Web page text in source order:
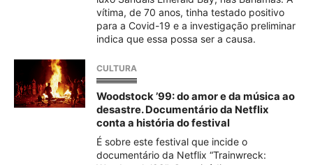
vítima, de 70 anos, tinha testado positivo
para a Covid-19 e a investigação preliminar
indica que essa possa ser a causa.
CULTURA
Woodstock ’99: do amor e da música ao
desastre. Documentário da Netflix
conta a história do festival
É sobre este festival que incide o
documentário da Netflix “Trainwreck: